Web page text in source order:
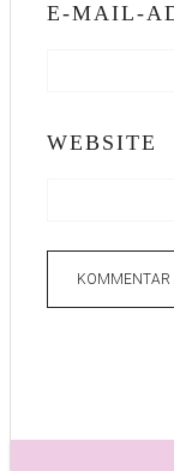
E-MAIL-
WEBSITE